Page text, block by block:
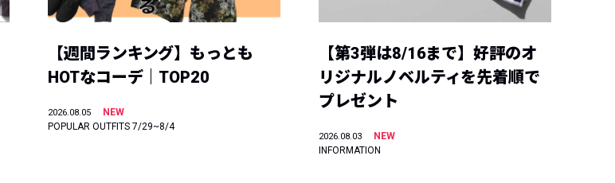
【週間ランキング】もっとも
HOTなコーデ｜TOP20
2026.08.05
NEW
POPULAR OUTFITS 7/29~8/4
【第3弾は8/16まで】好評のオ
リジナルノベルティを先着順で
プレゼント
2026.08.03
NEW
INFORMATION